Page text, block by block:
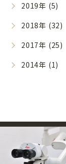
2019年 (5)
2018年 (32)
2017年 (25)
2014年 (1)